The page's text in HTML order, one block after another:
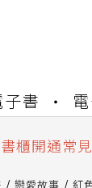
子書位閱讀資
3 分鐘完成
戀愛故事 紅